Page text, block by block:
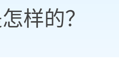
样的？